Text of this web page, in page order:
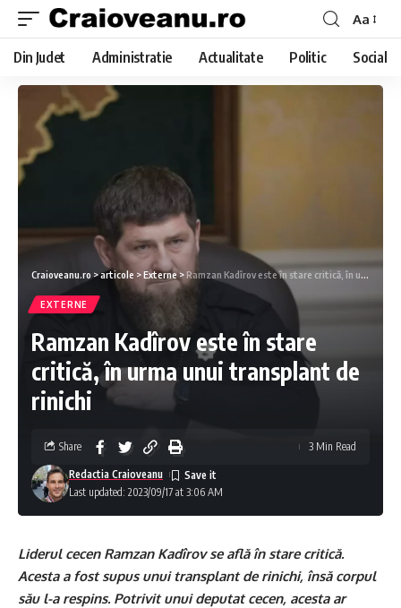
Aa
Din Judet Administratie Actualitate Politic Social
Craioveanu.ro >articole >Externe> Ramzan Kadîrov este în stare critică, în urma unui transplant de rinichi
EXTERNE
Ramzan Kadîrov este în stare
critică, în urma unui transplant de
rinichi
Last updated: 2023/09/17 at 3:06 AM
Redactia Craioveanu
Share 3 Min Read
Liderul cecen Ramzan Kadîrov se află în stare critică.
Acesta a fost supus unui transplant de rinichi, însă corpul
său l-a respins. Potrivit unui deputat cecen, acesta ar